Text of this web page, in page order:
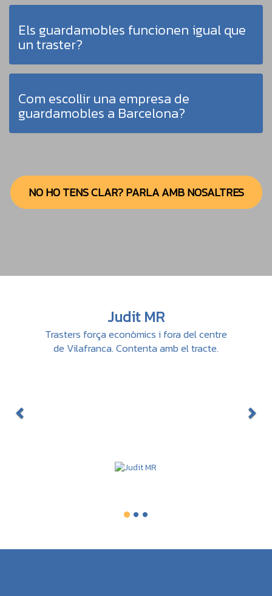
Els guardamobles funcionen igual que
un traster?
Com escollir una empresa de
guardamobles a Barcelona?
NO HO TENS CLAR? PARLA AMB NOSALTRES
Judit MR
Trasters força econòmics i fora del centre
de Vilafranca. Contenta amb el tracte.